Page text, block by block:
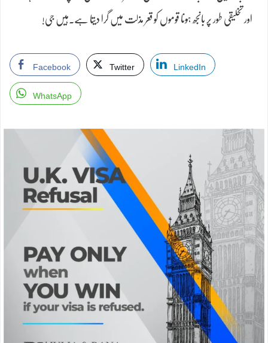
اور تخلیقی طور پر بانجھ ہونا قوموں کو قعر مذلت میں گرا دیتا ہے۔ہیں جی!
Facebook Twitter
LinkedIn
WhatsApp